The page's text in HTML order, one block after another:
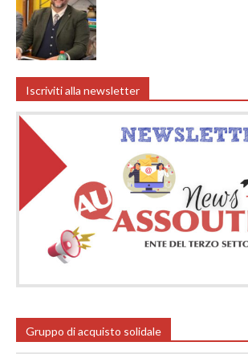
Iscriviti alla newsletter
Gruppo di acquisto solidale